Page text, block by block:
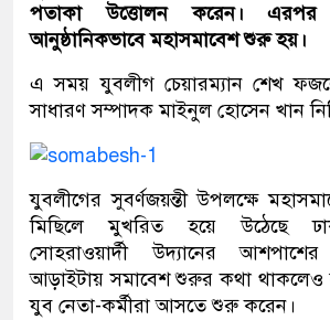
পতাকা উত্তোলন করেন।
আনুষ্ঠানিকভাবে মহাসমাবেশ শুরু হয়।
এ সময় যুবলীগ চেয়ারম্যান শেখ
সাধারণ সম্পাদক মাইনুল হোসেন খান
যুবলীগের সুবর্ণজয়ন্তী উপলক্ষে
মিছিলে মুখরিত হয়ে উঠেছে
সোহরাওয়ার্দী উদ্যানের
আড়াইটায় সমাবেশ শুরুর কথা থাকলেও
যুব নেতা-কর্মীরা আসতে শুরু করেন।